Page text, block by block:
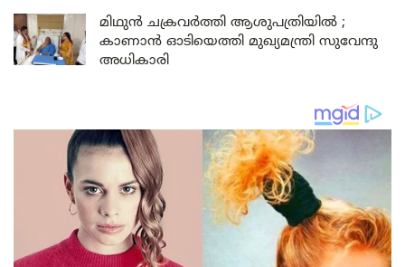
മിഥുൻ ചക്രവർത്തി ആശുപത്രിയിൽ ;
കാണാൻ ഓടിയെത്തി മുഖ്യമന്ത്രി സുവേന്ദു
അധികാരി